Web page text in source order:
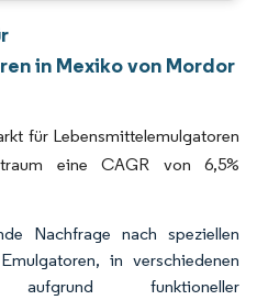
in Mexiko von Mordor
für Lebensmittelemulgatoren
eine CAGR von 6,5%
Nachfrage nach speziellen
in verschiedenen
aufgrund funktioneller